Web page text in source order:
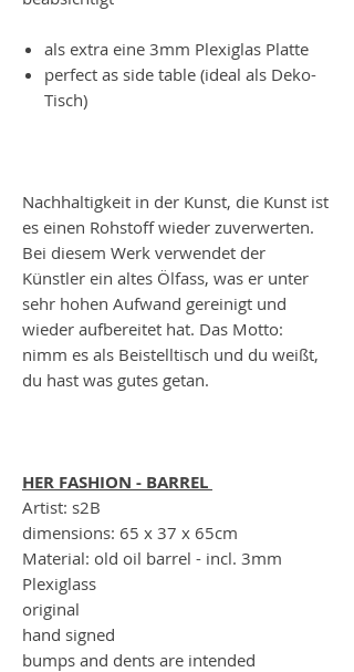
als extra eine 3mm Plexiglas Platte
perfect as side table (ideal als Deko-
Tisch)
Nachhaltigkeit in der Kunst, die Kunst ist
es einen Rohstoff wieder zuverwerten.
Bei diesem Werk verwendet der
Künstler ein altes Ölfass, was er unter
sehr hohen Aufwand gereinigt und
wieder aufbereitet hat. Das Motto:
nimm es als Beistelltisch und du weißt,
du hast was gutes getan.
HER FASHION - BARREL
Artist: s2B
dimensions: 65 x 37 x 65cm
Material: old oil barrel - incl. 3mm
Plexiglass
original
hand signed
bumps and dents are intended